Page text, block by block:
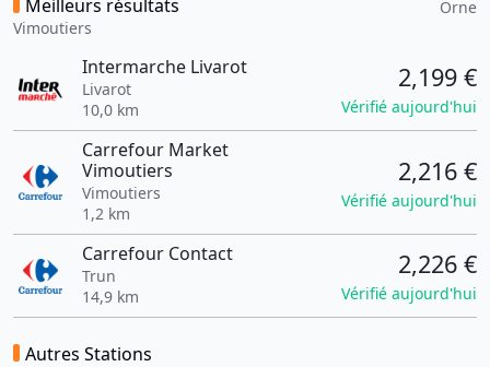
Meilleurs résultats
Vimoutiers
Orne
Intermarche Livarot
Livarot
10,0 km
2,199 €
Vérifié aujourd'hui
Carrefour Market
Vimoutiers
Vimoutiers
1,2 km
2,216 €
Vérifié aujourd'hui
Carrefour Contact
Trun
14,9 km
2,226 €
Vérifié aujourd'hui
Autres Stations